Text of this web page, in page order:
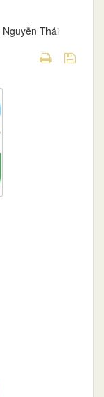
Nguyễn Thái